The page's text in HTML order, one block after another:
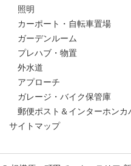
照明
カーポート・自転車置場
ガーデンルーム
プレハブ・物置
外水道
アプローチ
ガレージ・バイク保管庫
郵便ポスト＆インターホンカ
サイトマップ